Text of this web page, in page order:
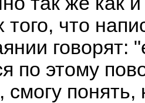
того, что
говорят:
по этому
понять,